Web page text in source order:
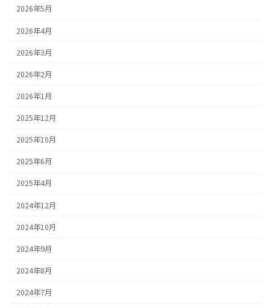
2026年5月
2026年4月
2026年3月
2026年2月
2026年1月
2025年12月
2025年10月
2025年6月
2025年4月
2024年12月
2024年10月
2024年9月
2024年8月
2024年7月